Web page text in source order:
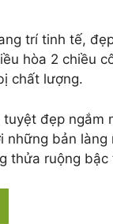
trí tinh tế,
hòa 2 chiều
chất lượng.
tuyệt đẹp ngắm
những bản
thửa ruộng bậc